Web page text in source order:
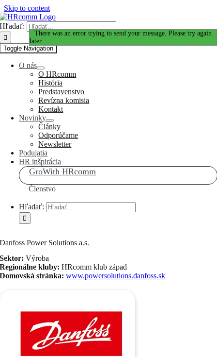
Skip to content
Hľadať:
Toggle Navigation
O nás
O HRcomm
História
Predstavenstvo
Revízna komisia
Kontakt
Novinky
Články
Odporúčame
Newsletter
Podujatia
HR inšpirácia
GroWith HRcomm
Členstvo
Hľadať:
Danfoss Power Solutions a.s.
Sektor:Výroba
Regionálne kluby:HRcomm klub západ
Domovská stránka:www.powersolutions.danfoss.sk
Ďakujeme za Váš záujem!
There was an error trying to send your message. Please try again
later.